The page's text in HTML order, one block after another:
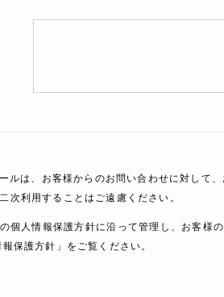
ルは、お客様からのお問い合わせに対して
次利用することはご遠慮ください。
個人情報保護方針に沿って管理し、お客様
保護方針」をご覧ください。